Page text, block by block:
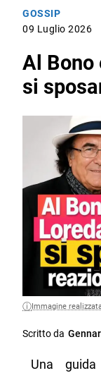
GOSSIP
09 Luglio 2026
Al Bono
si
Immagine
Scritto da
Una